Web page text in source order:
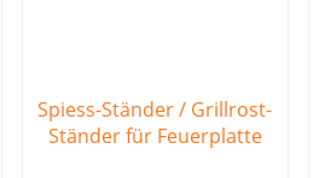
Spiess-Ständer / Grillrost-
Ständer für Feuerplatte